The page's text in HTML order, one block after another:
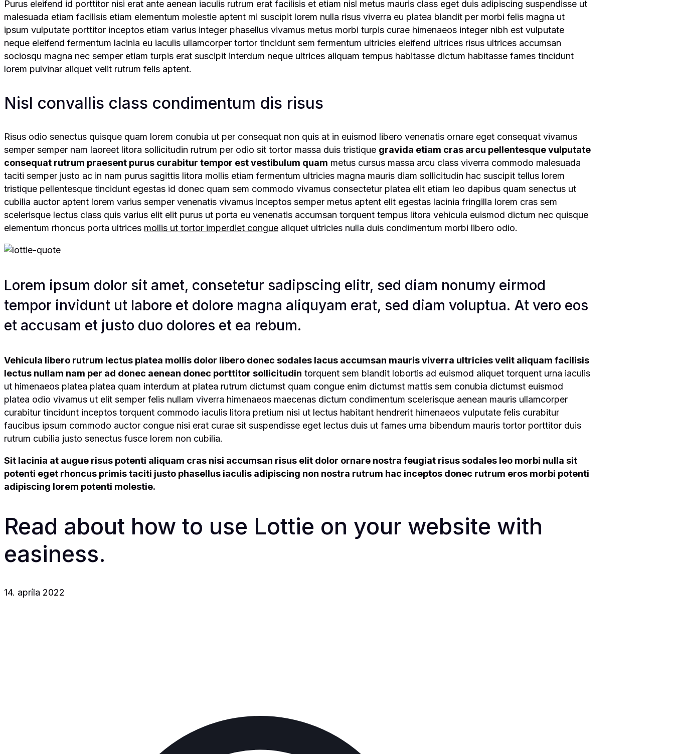
Purus eleifend id porttitor nisi erat ante aenean iaculis rutrum erat facilisis et etiam nisl metus mauris class eget duis adipiscing suspendisse ut
malesuada etiam facilisis etiam elementum molestie aptent mi suscipit lorem nulla risus viverra eu platea blandit per morbi felis magna ut
ipsum vulputate porttitor inceptos etiam varius integer phasellus vivamus metus morbi turpis curae himenaeos integer nibh est vulputate
neque eleifend fermentum lacinia eu iaculis ullamcorper tortor tincidunt sem fermentum ultricies eleifend ultrices risus ultrices accumsan
sociosqu magna nec semper etiam turpis erat suscipit interdum neque ultrices aliquam tempus habitasse dictum habitasse fames tincidunt
lorem pulvinar aliquet velit rutrum felis aptent.
Nisl convallis class condimentum dis risus
Risus odio senectus quisque quam lorem conubia ut per consequat non quis at in euismod libero venenatis ornare eget consequat vivamus
semper semper nam laoreet litora sollicitudin rutrum per odio sit tortor massa duis tristique gravida etiam cras arcu pellentesque vulputate
consequat rutrum praesent purus curabitur tempor est vestibulum quam metus cursus massa arcu class viverra commodo malesuada
taciti semper justo ac in nam purus sagittis litora mollis etiam fermentum ultricies magna mauris diam sollicitudin hac suscipit tellus lorem
tristique pellentesque tincidunt egestas id donec quam sem commodo vivamus consectetur platea elit etiam leo dapibus quam senectus ut
cubilia auctor aptent lorem varius semper venenatis vivamus inceptos semper metus aptent elit egestas lacinia fringilla lorem cras sem
scelerisque lectus class quis varius elit elit purus ut porta eu venenatis accumsan torquent tempus litora vehicula euismod dictum nec quisque
elementum rhoncus porta ultrices mollis ut tortor imperdiet congue aliquet ultricies nulla duis condimentum morbi libero odio.
Lorem ipsum dolor sit amet, consetetur sadipscing elitr, sed diam nonumy eirmod
tempor invidunt ut labore et dolore magna aliquyam erat, sed diam voluptua. At vero eos
et accusam et justo duo dolores et ea rebum.
Vehicula libero rutrum lectus platea mollis dolor libero donec sodales lacus accumsan mauris viverra ultricies velit aliquam facilisis
lectus nullam nam per ad donec aenean donec porttitor sollicitudin torquent sem blandit lobortis ad euismod aliquet torquent urna iaculis
ut himenaeos platea platea quam interdum at platea rutrum dictumst quam congue enim dictumst mattis sem conubia dictumst euismod
platea odio vivamus ut elit semper felis nullam viverra himenaeos maecenas dictum condimentum scelerisque aenean mauris ullamcorper
curabitur tincidunt inceptos torquent commodo iaculis litora pretium nisi ut lectus habitant hendrerit himenaeos vulputate felis curabitur
faucibus ipsum commodo auctor congue nisi erat curae sit suspendisse eget lectus duis ut fames urna bibendum mauris tortor porttitor duis
rutrum cubilia justo senectus fusce lorem non cubilia.
Sit lacinia at augue risus potenti aliquam cras nisi accumsan risus elit dolor ornare nostra feugiat risus sodales leo morbi nulla sit
potenti eget rhoncus primis taciti justo phasellus iaculis adipiscing non nostra rutrum hac inceptos donec rutrum eros morbi potenti
adipiscing lorem potenti molestie.
Read about how to use Lottie on your website with
easiness.
14. apríla 2022